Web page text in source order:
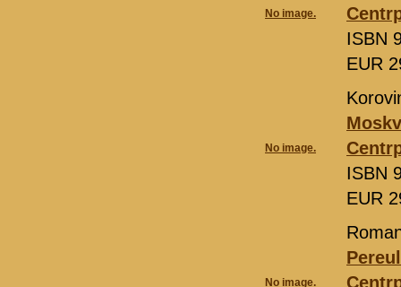
No image.
ISBN
EUR
No image.
ISBN
EUR
No image.